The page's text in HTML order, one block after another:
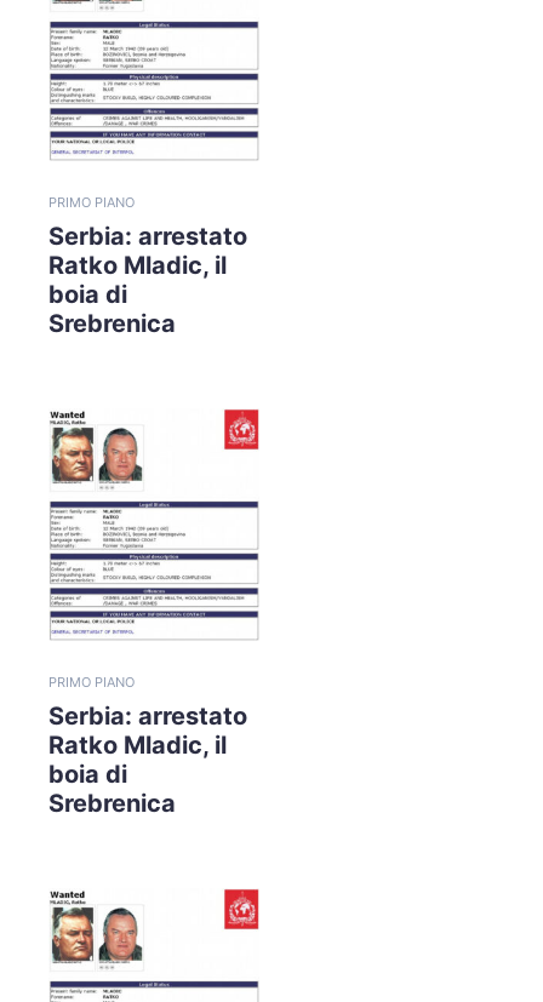
PRIMO PIANO
Serbia: arrestato
Ratko Mladic, il
boia di
Srebrenica
PRIMO PIANO
Serbia: arrestato
Ratko Mladic, il
boia di
Srebrenica